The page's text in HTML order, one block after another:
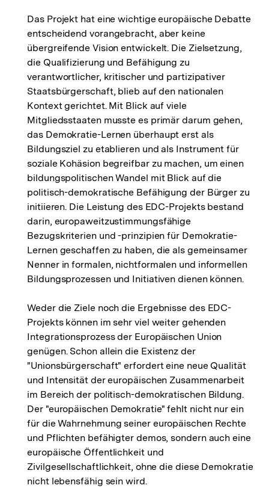
Das Projekt hat eine wichtige europäische Debatte
entscheidend vorangebracht, aber keine
übergreifende Vision entwickelt. Die Zielsetzung,
die Qualifizierung und Befähigung zu
verantwortlicher, kritischer und partizipativer
Staatsbürgerschaft, blieb auf den nationalen
Kontext gerichtet. Mit Blick auf viele
Mitgliedsstaaten musste es primär darum gehen,
das Demokratie-Lernen überhaupt erst als
Bildungsziel zu etablieren und als Instrument für
soziale Kohäsion begreifbar zu machen, um einen
bildungspolitischen Wandel mit Blick auf die
politisch-demokratische Befähigung der Bürger zu
initiieren. Die Leistung des EDC-Projekts bestand
darin, europaweitzustimmungsfähige
Bezugskriterien und -prinzipien für Demokratie-
Lernen geschaffen zu haben, die als gemeinsamer
Nenner in formalen, nichtformalen und informellen
Bildungsprozessen und Initiativen dienen können.
Weder die Ziele noch die Ergebnisse des EDC-
Projekts können im sehr viel weiter gehenden
Integrationsprozess der Europäischen Union
genügen. Schon allein die Existenz der
"Unionsbürgerschaft" erfordert eine neue Qualität
und Intensität der europäischen Zusammenarbeit
im Bereich der politisch-demokratischen Bildung.
Der "europäischen Demokratie" fehlt nicht nur ein
für die Wahrnehmung seiner europäischen Rechte
und Pflichten befähigter demos, sondern auch eine
europäische Öffentlichkeit und
Zivilgesellschaftlichkeit, ohne die diese Demokratie
nicht lebensfähig sein wird.